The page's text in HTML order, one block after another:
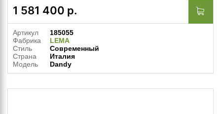
1 581 400 р.
Артикул
185055
Фабрика
LEMA
Стиль
Современный
Страна
Италия
Модель
Dandy